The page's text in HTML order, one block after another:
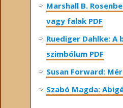
Marshall B.
vagy falak PDF
Ruediger Dahlke:
szimbólum PDF
Susan Forward:
Szabó Magda: